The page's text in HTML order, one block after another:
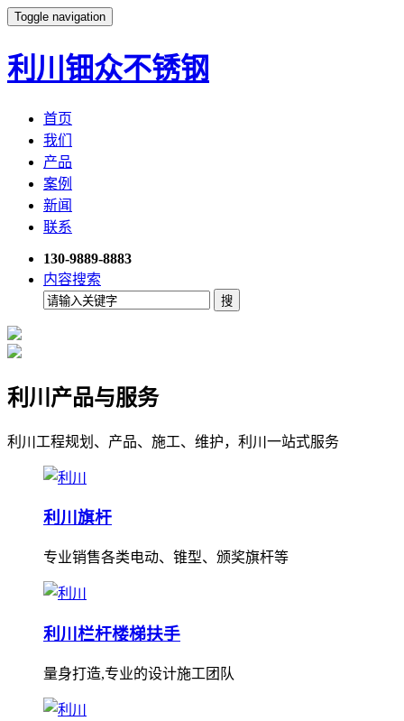
Toggle navigation
利川钿众不锈钢
首页
我们
产品
案例
新闻
联系
130-9889-8883
内容搜索
利川产品与服务
利川工程规划、产品、施工、维护，利川一站式服务
利川旗杆
专业销售各类电动、锥型、颁奖旗杆等
利川栏杆楼梯扶手
量身打造,专业的设计施工团队